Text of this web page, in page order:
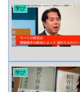
学び
学び